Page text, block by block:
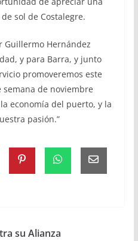
sol de Costalegre.
Guillermo Hernández
y para Barra, y junto
promoveremos este
de noviembre
economía del puerto, y la
pasión.”
su Alianza